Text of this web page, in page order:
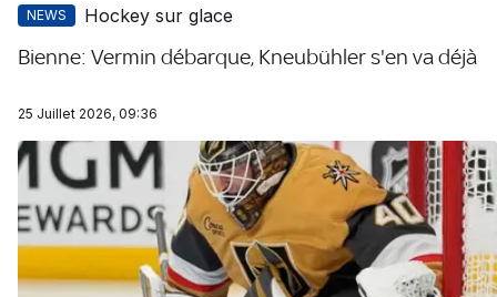
NEWS Hockey sur glace
Bienne: Vermin débarque, Kneubühler s'en va déjà
25 Juillet 2026, 09:36